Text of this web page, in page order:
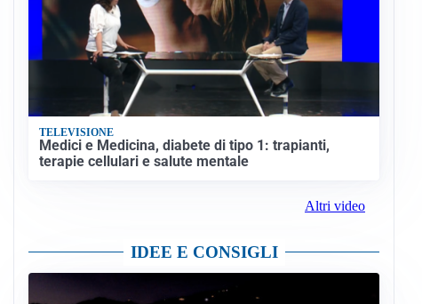
TELEVISIONE
Medici e Medicina, diabete di tipo 1: trapianti,
terapie cellulari e salute mentale
Altri video
IDEE E CONSIGLI